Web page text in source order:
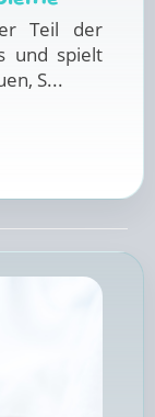
Teil der
und spielt
S...